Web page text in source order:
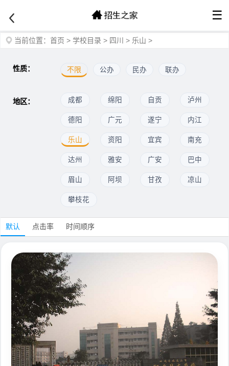
☰
当前位置： 首页 > 学校目录 > 四川 > 乐山 >
性质： 不限 公办 民办 联办
地区： 成都 绵阳 自贡 泸州
德阳 广元 遂宁 内江
乐山 资阳 宜宾 南充
达州 雅安 广安 巴中
眉山 阿坝 甘孜 凉山
攀枝花
默认 点击率 时间顺序